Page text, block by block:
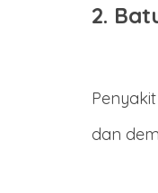
2.
dan